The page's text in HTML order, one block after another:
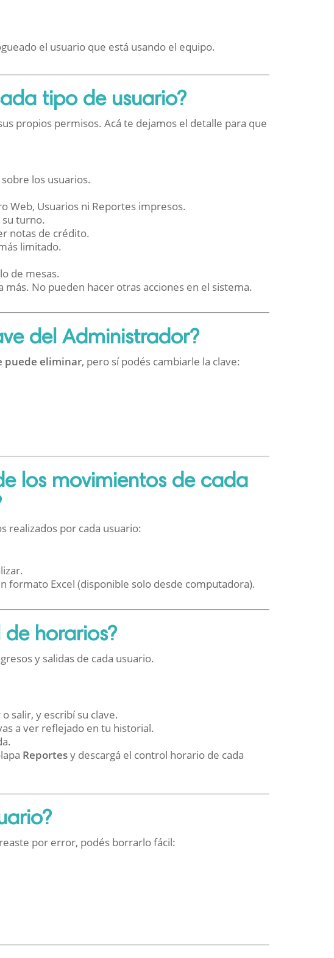
el usuario que está usando el equipo.
tipo de usuario?
propios permisos. Acá te dejamos el detalle para que
los usuarios.
Web, Usuarios ni Reportes impresos.
su turno.
notas de crédito.
limitado.
de mesas.
más. No pueden hacer otras acciones en el sistema.
del Administrador?
puede eliminar, pero sí podés cambiarle la clave:
los movimientos de cada
realizados por cada usuario:
formato Excel (disponible solo desde computadora).
horarios?
y salidas de cada usuario.
salir, y escribí su clave.
a ver reflejado en tu historial.
Reportesy descargá el control horario de cada
por error, podés borrarlo fácil: